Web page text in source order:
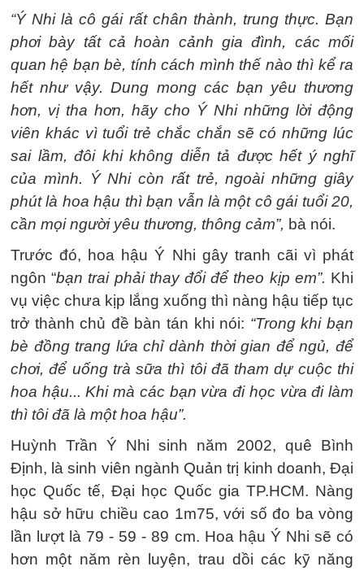
“Ý Nhi là cô gái rất chân thành, trung thực. Bạn
phơi bày tất cả hoàn cảnh gia đình, các mối
quan hệ bạn bè, tính cách mình thế nào thì kể ra
hết như vậy. Dung mong các bạn yêu thương
hơn, vị tha hơn, hãy cho Ý Nhi những lời động
viên khác vì tuổi trẻ chắc chắn sẽ có những lúc
sai lầm, đôi khi không diễn tả được hết ý nghĩ
của mình. Ý Nhi còn rất trẻ, ngoài những giây
phút là hoa hậu thì bạn vẫn là một cô gái tuổi 20,
cần mọi người yêu thương, thông cảm”, bà nói.
Trước đó, hoa hậu Ý Nhi gây tranh cãi vì phát
ngôn “bạn trai phải thay đổi để theo kịp em”. Khi
vụ việc chưa kịp lắng xuống thì nàng hậu tiếp tục
trở thành chủ đề bàn tán khi nói: “Trong khi bạn
bè đồng trang lứa chỉ dành thời gian để ngủ, để
chơi, để uống trà sữa thì tôi đã tham dự cuộc thi
hoa hậu... Khi mà các bạn vừa đi học vừa đi làm
thì tôi đã là một hoa hậu”.
Huỳnh Trần Ý Nhi sinh năm 2002, quê Bình
Định, là sinh viên ngành Quản trị kinh doanh, Đại
học Quốc tế, Đại học Quốc gia TP.HCM. Nàng
hậu sở hữu chiều cao 1m75, với số đo ba vòng
lần lượt là 79 - 59 - 89 cm. Hoa hậu Ý Nhi sẽ có
hơn một năm rèn luyện, trau dồi các kỹ năng